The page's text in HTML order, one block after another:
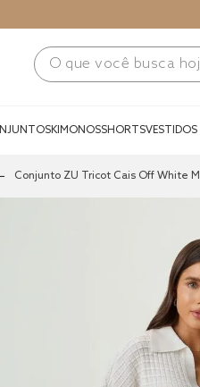
O que você busca hoje?
KIMONOSSHORTSVESTIDOS
Conjunto ZU Tricot Cais Off White M